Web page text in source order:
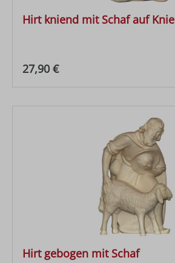
Hirt kniend mit Schaf auf Knie
Regulärer Preis:
27,90 €
Hirt gebogen mit Schaf